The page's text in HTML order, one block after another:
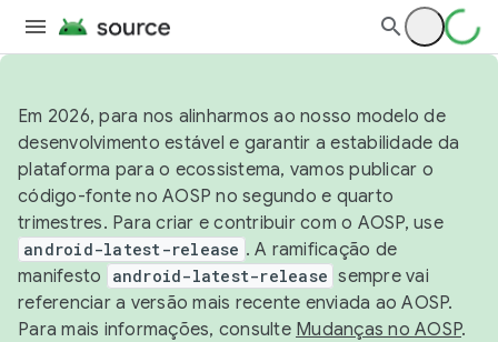
Em 2026, para nos alinharmos ao nosso modelo de
desenvolvimento estável e garantir a estabilidade da
plataforma para o ecossistema, vamos publicar o
código-fonte no AOSP no segundo e quarto
trimestres. Para criar e contribuir com o AOSP, use
android-latest-release . A ramificação de
manifesto
android-latest-release sempre vai
referenciar a versão mais recente enviada ao AOSP.
Para mais informações, consulte Mudanças no AOSP.